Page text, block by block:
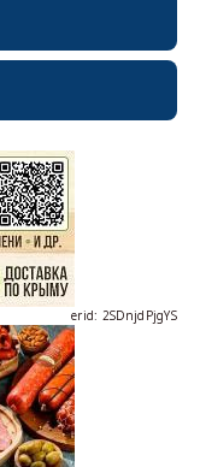
erid: 2SDnjdPjgYS
erid: 2SDnjdvhGXG